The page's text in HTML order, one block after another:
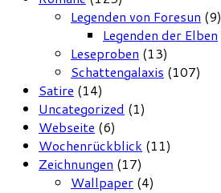
Legenden von Foresun (9)
Legenden der Elben
Leseproben (13)
Schattengalaxis (107)
Satire (14)
Uncategorized (1)
Webseite (6)
Wochenrückblick (11)
Zeichnungen (17)
Wallpaper (4)